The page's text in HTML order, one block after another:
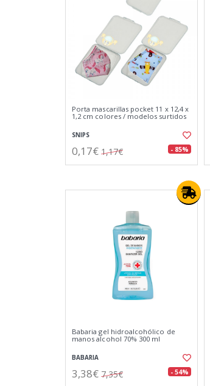
Porta mascarillas pocket 11 x 12,4 x
1,2 cm colores / modelos surtidos
SNIPS
0,17€ 1,17€ - 85%
Babaria gel hidroalcohólico de
manos alcohol 70% 300 ml
BABARIA
3,38€ 7,35€ - 54%